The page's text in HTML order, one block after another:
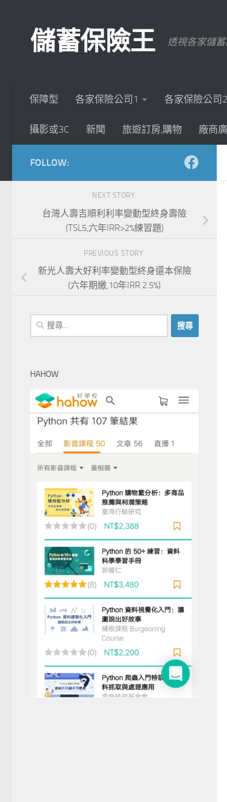
儲蓄保險王 透視各家儲
保障型 各家保險公司1 各家保險公司2
攝影或3C 新聞 旅遊訂房,購物 廠商
FOLLOW:
NEXT STORY
台灣人壽吉順利利率變動型終身壽險
(TSL5,六年IRR>2%練習題)
PREVIOUS STORY
新光人壽大好利率變動型終身還本保險
(六年期繳,10年IRR 2.5%)
搜
尋
字:
HAHOW